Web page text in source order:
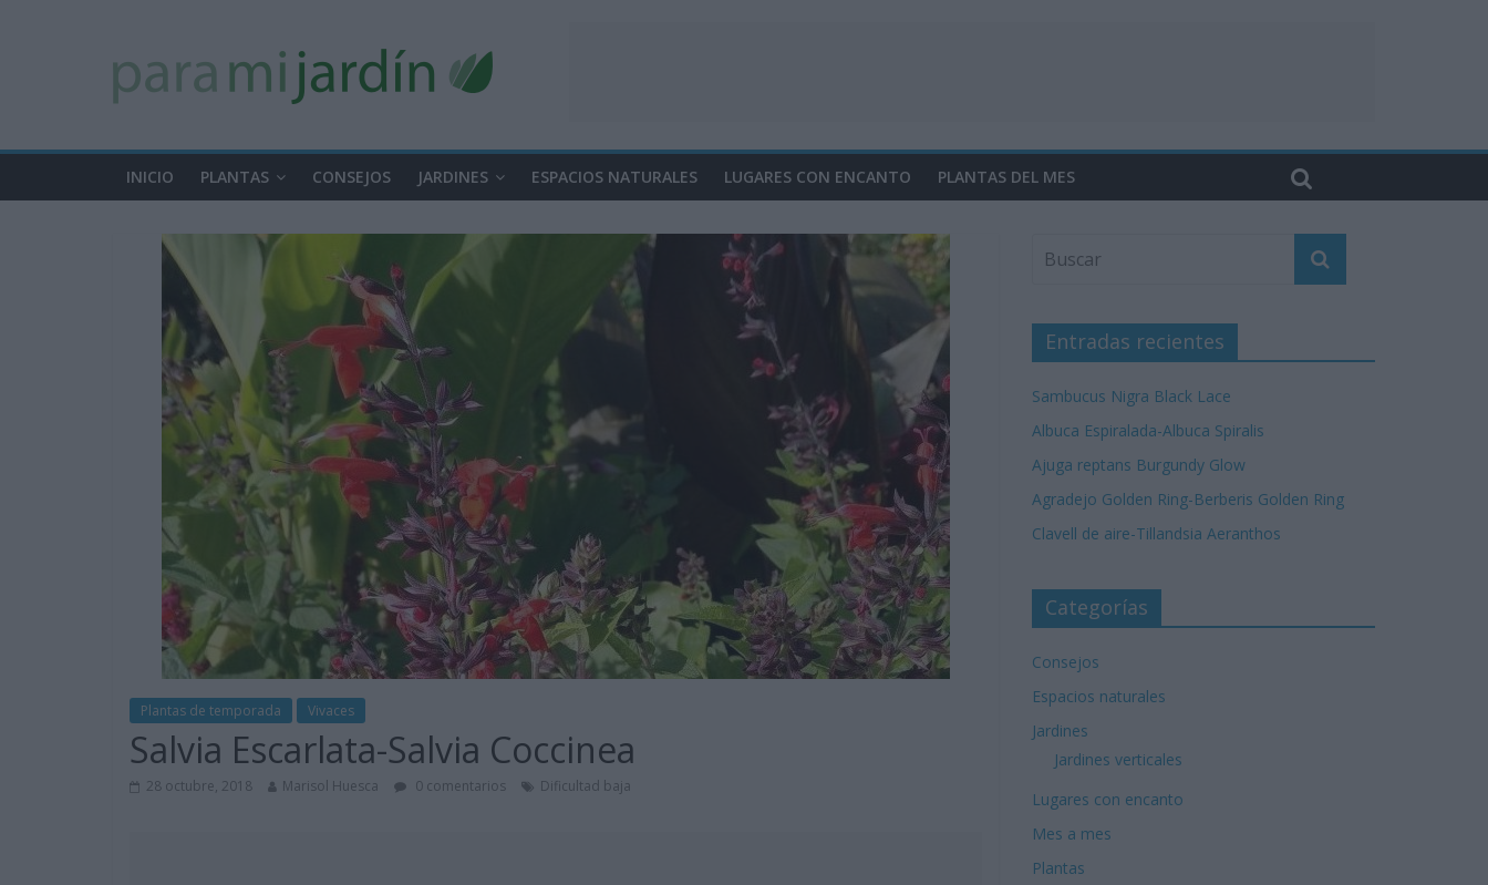
INICIO PLANTAS CONSEJOS JARDINES ESPACIOS NATURALES LUGARES CON ENCANTO PLANTAS DEL MES
Plantas de temporada Vivaces
Salvia Escarlata-Salvia Coccinea
28 octubre, 2018 Marisol Huesca 0 comentarios Dificultad baja
Entradas recientes
Sambucus Nigra Black Lace
Albuca Espiralada-Albuca Spiralis
Ajuga reptans Burgundy Glow
Agradejo Golden Ring-Berberis Golden Ring
Clavell de aire-Tillandsia Aeranthos
Categorías
Consejos
Espacios naturales
Jardines
Jardines verticales
Lugares con encanto
Mes a mes
Plantas